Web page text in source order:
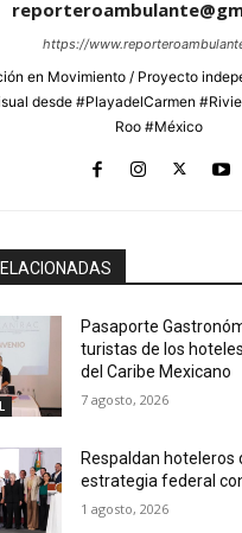
https://
en Movimiento / Proyecto
desde #PlayadelCarmen
Roo #México
Pasaporte
turistas de los
del Caribe Mexicano
7 agosto, 2026
Respaldan hoteleros
estrategia federal
1 agosto, 2026